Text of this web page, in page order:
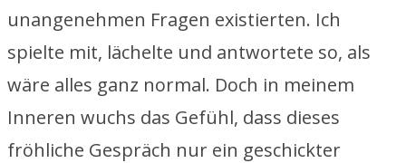
unangenehmen Fragen existierten. Ich
spielte mit, lächelte und antwortete so, als
wäre alles ganz normal. Doch in meinem
Inneren wuchs das Gefühl, dass dieses
fröhliche Gespräch nur ein geschickter